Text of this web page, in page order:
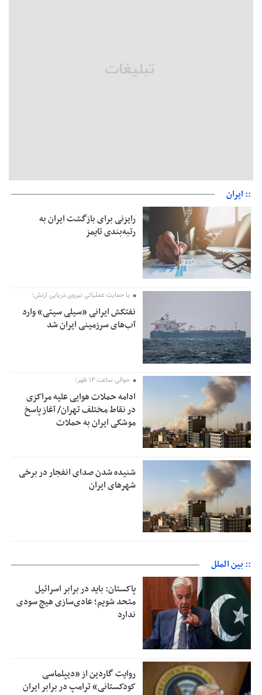
امیر اکرمی‌نیا: ارتش کاملاً آماده است
:: ایران
رایزنی برای بازگشت ایران به
رتبه‌بندی تایمز
با حمایت عملیاتی نیروی دریایی ارتش؛
نفتکش ایرانی «سیلی سیتی» وارد
آب‌های سرزمینی ایران شد
حوالی ساعت ۱۲ ظهر؛
ادامه حملات هوایی علیه مراکزی
در نقاط مختلف تهران/ آغاز پاسخ
موشکی ایران به حملات
شنیده شدن صدای انفجار در برخی
شهرهای ایران
:: بین الملل
پاکستان: باید در برابر اسرائیل
متحد شویم؛ عادی‌سازی هیچ سودی
ندارد
روایت گاردین از «دیپلماسی
کودکستانی» ترامپ در برابر ایران